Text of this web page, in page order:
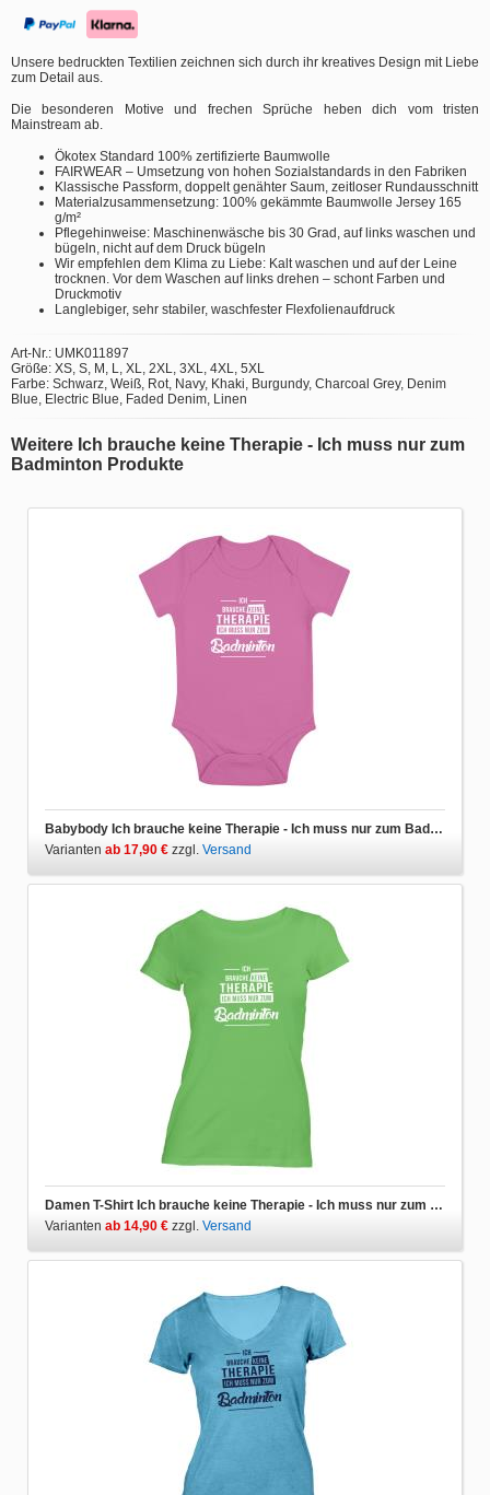
Unsere bedruckten Textilien zeichnen sich durch ihr kreatives Design mit Liebe
zum Detail aus.
Die besonderen Motive und frechen Sprüche heben dich vom tristen
Mainstream ab.
Ökotex Standard 100% zertifizierte Baumwolle
FAIRWEAR – Umsetzung von hohen Sozialstandards in den Fabriken
Klassische Passform, doppelt genähter Saum, zeitloser Rundausschnitt
Materialzusammensetzung: 100% gekämmte Baumwolle Jersey 165
g/m²
Pflegehinweise: Maschinenwäsche bis 30 Grad, auf links waschen und
bügeln, nicht auf dem Druck bügeln
Wir empfehlen dem Klima zu Liebe: Kalt waschen und auf der Leine
trocknen. Vor dem Waschen auf links drehen – schont Farben und
Druckmotiv
Langlebiger, sehr stabiler, waschfester Flexfolienaufdruck
Art-Nr.: UMK011897
Größe: XS, S, M, L, XL, 2XL, 3XL, 4XL, 5XL
Farbe: Schwarz, Weiß, Rot, Navy, Khaki, Burgundy, Charcoal Grey, Denim
Blue, Electric Blue, Faded Denim, Linen
Weitere Ich brauche keine Therapie - Ich muss nur zum
Badminton Produkte
Babybody Ich brauche keine Therapie - Ich muss nur zum Badminton
Varianten ab 17,90 € zzgl. Versand
Damen T-Shirt Ich brauche keine Therapie - Ich muss nur zum Badminton
Varianten ab 14,90 € zzgl. Versand